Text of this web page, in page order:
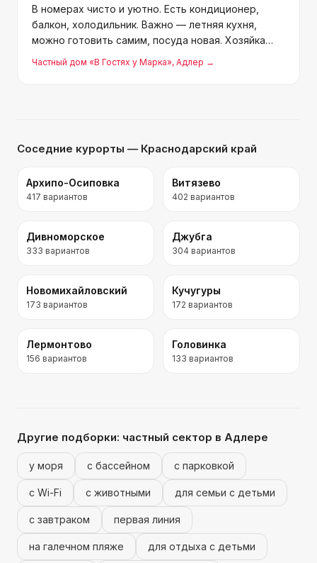
В номерах чисто и уютно. Есть кондиционер,
балкон, холодильник. Важно — летняя кухня,
можно готовить самим, посуда новая. Хозяйка
Карина доброжелательная и приветливая. С
заселением проблем никогда не было, спасибо ей
Частный дом «В Гостях у Марка», Адлер →
Соседние курорты — Краснодарский край
Архипо-Осиповка
417 вариантов
Витязево
402 вариантов
Дивноморское
333 вариантов
Джубга
304 вариантов
Новомихайловский
173 вариантов
Кучугуры
172 вариантов
Лермонтово
156 вариантов
Головинка
133 вариантов
Другие подборки: частный сектор в Адлере
у моря с бассейном с парковкой
с Wi-Fi с животными для семьи с детьми
с завтраком первая линия
на галечном пляже для отдыха с детьми